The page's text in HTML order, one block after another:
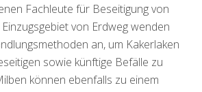
Fachleute für Beseitigung von
von Erdweg wenden
an, um Kakerlaken
sowie künftige Befälle zu
können ebenfalls zu einem